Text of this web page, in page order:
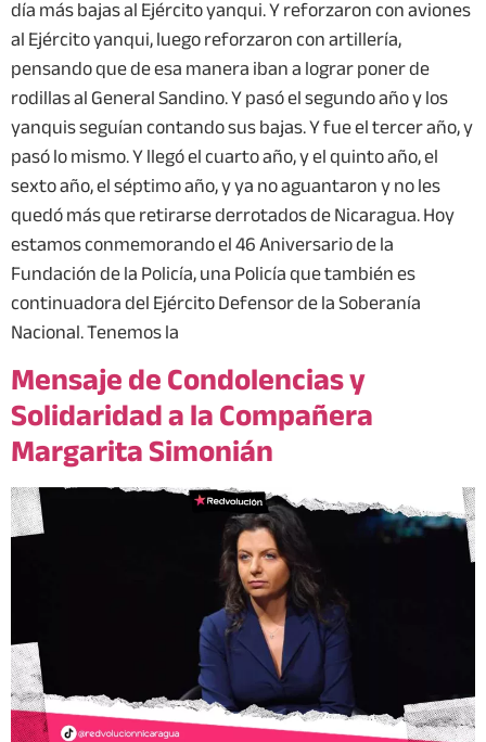
día más bajas al Ejército yanqui. Y reforzaron con aviones
al Ejército yanqui, luego reforzaron con artillería,
pensando que de esa manera iban a lograr poner de
rodillas al General Sandino. Y pasó el segundo año y los
yanquis seguían contando sus bajas. Y fue el tercer año, y
pasó lo mismo. Y llegó el cuarto año, y el quinto año, el
sexto año, el séptimo año, y ya no aguantaron y no les
quedó más que retirarse derrotados de Nicaragua. Hoy
estamos conmemorando el 46 Aniversario de la
Fundación de la Policía, una Policía que también es
continuadora del Ejército Defensor de la Soberanía
Nacional. Tenemos la
Mensaje de Condolencias y
Solidaridad a la Compañera
Margarita Simonián